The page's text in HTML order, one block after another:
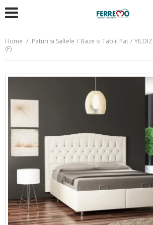
Home / Paturi si Saltele / Baze si Tablii Pat /
(F)